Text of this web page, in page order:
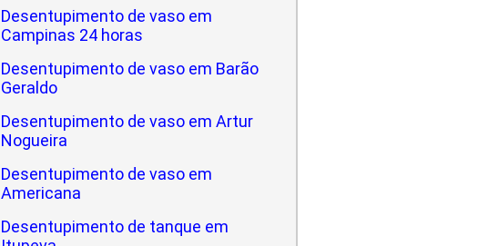
Desentupimento de vaso em
Campinas 24 horas
Desentupimento de vaso em Barão
Geraldo
Desentupimento de vaso em Artur
Nogueira
Desentupimento de vaso em
Americana
Desentupimento de tanque em